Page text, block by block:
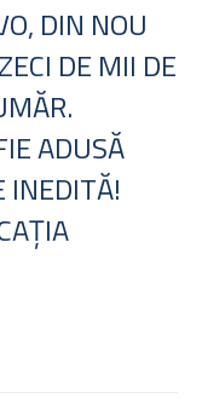
DIN NOU
DE MII DE
ADUSĂ
INEDITĂ!